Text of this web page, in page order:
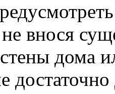
не внося
дома